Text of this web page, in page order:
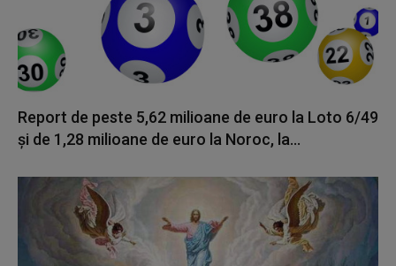
Report de peste 5,62 milioane de euro la Loto 6/49
și de 1,28 milioane de euro la Noroc, la...